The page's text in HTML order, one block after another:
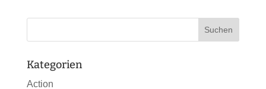
Kategorien
Action